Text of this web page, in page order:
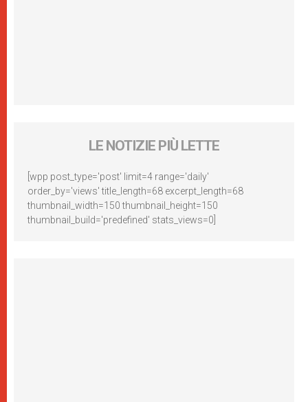
LE NOTIZIE PIÙ LETTE
[wpp post_type='post' limit=4 range='daily'
order_by='views' title_length=68 excerpt_length=68
thumbnail_width=150 thumbnail_height=150
thumbnail_build='predefined' stats_views=0]